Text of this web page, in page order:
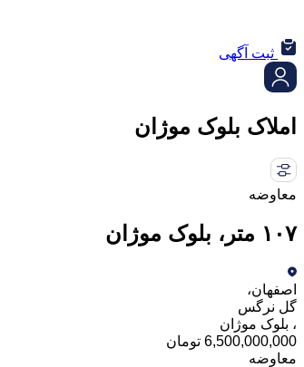
ثبت آگهی
املاک بلوک موژان
معاوضه
۱۰۷ متر، بلوک موژان
اصفهان،
گل نرگس
، بلوک موژان
6,500,000,000 تومان
معاوضه